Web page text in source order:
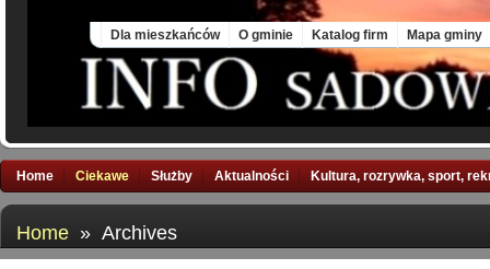
Dla mieszkańców O gminie Katalog firm Mapa gminy
Home Ciekawe Służby Aktualności Kultura, rozrywka, sport,
Home » Archives